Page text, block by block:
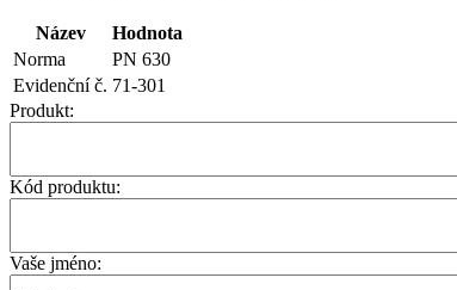
Název
Hodnota
Norma
PN 630
Evidenční č. 71-301
Produkt:
Kód produktu:
Vaše jméno: